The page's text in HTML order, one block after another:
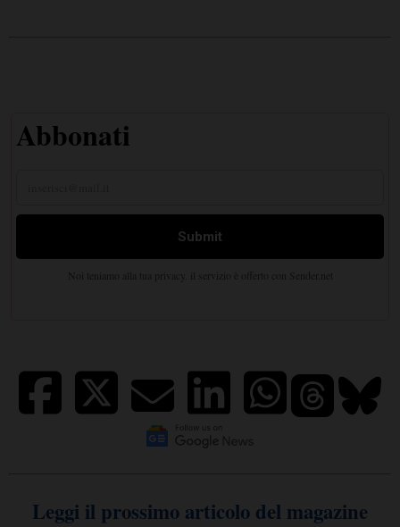
Leggi il prossimo articolo del magazine